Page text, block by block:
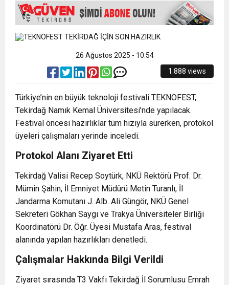
BAYRAMI DEĞİL, MÜCADELE GÜNÜDÜR”
15:35 ÇERKEZKÖY’ÜN CAN DAMARINDA “CANDAN”
12:32 YENİDEN REFAH PARTİSİ’NDE İKİ İLÇEYE İKİ
YENİ BAŞKAN ATANDI
6. GELENEKSEL KEŞKEK ŞENLİĞİNDE
26 Ağustos 2025 - 10:54
1.888 views
Türkiye’nin en büyük teknoloji festivali TEKNOFEST,
Tekirdağ Namık Kemal Üniversitesi’nde yapılacak.
Festival öncesi hazırlıklar tüm hızıyla sürerken, protokol
üyeleri çalışmaları yerinde inceledi.
Protokol Alanı Ziyaret Etti
Tekirdağ Valisi Recep Soytürk, NKÜ Rektörü Prof. Dr.
Mümin Şahin, İl Emniyet Müdürü Metin Turanlı, İl
Jandarma Komutanı J. Alb. Ali Güngör, NKÜ Genel
Sekreteri Gökhan Saygı ve Trakya Üniversiteler Birliği
Koordinatörü Dr. Öğr. Üyesi Mustafa Aras, festival
alanında yapılan hazırlıkları denetledi.
Çalışmalar Hakkında Bilgi Verildi
Ziyaret sırasında T3 Vakfı Tekirdağ İl Sorumlusu Emrah